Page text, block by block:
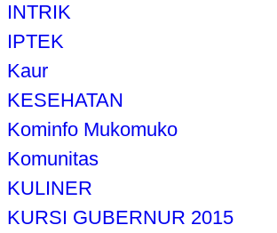
INTRIK
IPTEK
Kaur
KESEHATAN
Kominfo Mukomuko
Komunitas
KULINER
KURSI GUBERNUR 2015